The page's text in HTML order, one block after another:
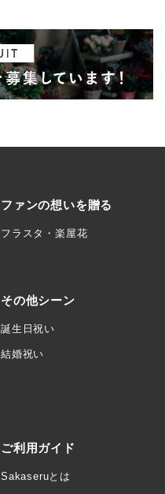
ファンの想いを贈る
フラスタ・楽屋花
その他シーン
誕生日祝い
結婚祝い
ご利用ガイド
Sakaseruとは